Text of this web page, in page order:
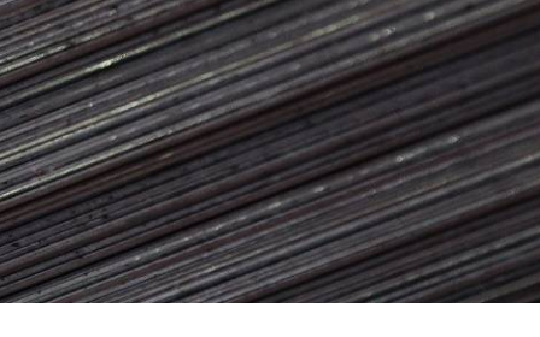
Metinvest International SA
Metinvest Polska